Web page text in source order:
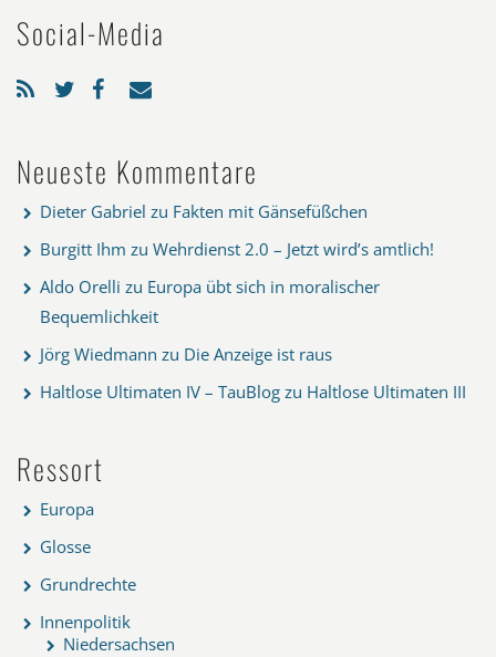
Social-Media
Neueste Kommentare
Dieter Gabriel zu Fakten mit Gänsefüßchen
Burgitt Ihm zu Wehrdienst 2.0 – Jetzt wird’s amtlich!
Aldo Orelli zu Europa übt sich in moralischer
Bequemlichkeit
Jörg Wiedmann zu Die Anzeige ist raus
Haltlose Ultimaten IV – TauBlog zu Haltlose Ultimaten III
Ressort
Europa
Glosse
Grundrechte
Innenpolitik
Niedersachsen